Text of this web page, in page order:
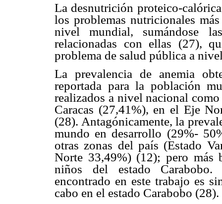
La desnutrición proteico-
los problemas nutricionales
nivel mundial, sumándose
relacionadas con ellas (27),
problema de salud pública a
La prevalencia de anemia
reportada para la población
realizados a nivel nacional
Caracas (27,41%), en el Eje
(28). Antagónicamente, la
mundo en desarrollo (29%-
otras zonas del país (Estado
Norte 33,49%) (12); pero más
niños del estado Carabobo.
encontrado en este trabajo es
cabo en el estado Carabobo (28).